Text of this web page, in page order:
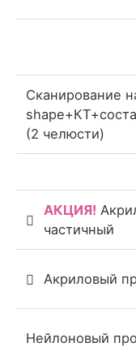
Сканирование
(2 челюсти)
АКЦИЯ!
частичный
Акриловый
Нейлоновый